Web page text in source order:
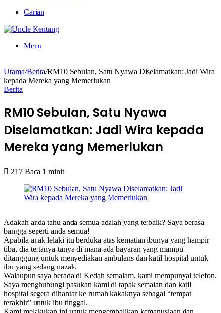
Carian
Menu
Utama/Berita/RM10 Sebulan, Satu Nyawa Diselamatkan: Jadi Wira
kepada Mereka yang Memerlukan
Berita
RM10 Sebulan, Satu Nyawa
Diselamatkan: Jadi Wira kepada
Mereka yang Memerlukan
217 Baca 1 minit
Adakah anda tahu anda semua adalah yang terbaik? Saya berasa
bangga seperti anda semua!
Apabila anak lelaki itu berduka atas kematian ibunya yang hampir
tiba, dia tertanya-tanya di mana ada bayaran yang mampu
ditanggung untuk menyediakan ambulans dan katil hospital untuk
ibu yang sedang nazak.
Walaupun saya berada di Kedah semalam, kami mempunyai telefon.
Saya menghubungi pasukan kami di tapak semaian dan katil
hospital segera dihantar ke rumah kakaknya sebagai “tempat
terakhir” untuk ibu tinggal.
Kami melakukan ini untuk mengembalikan kemanusiaan dan